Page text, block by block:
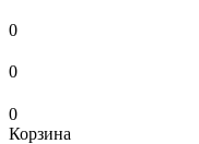
0
0
0
Корзина